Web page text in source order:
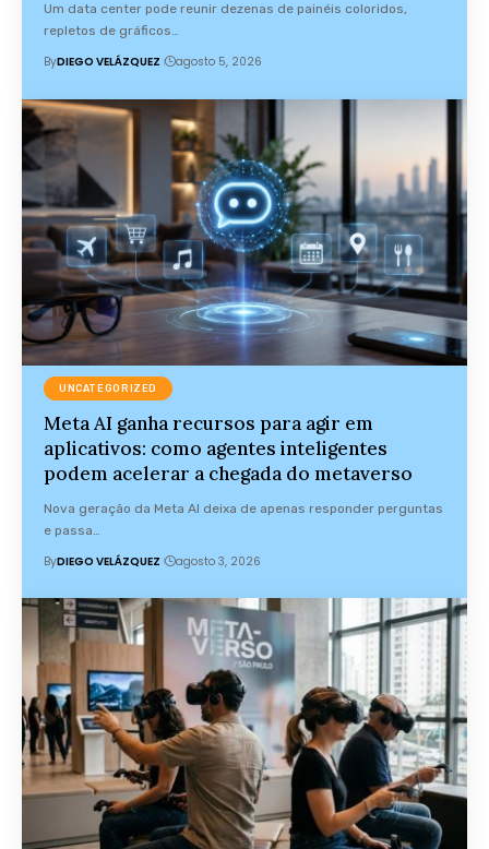
Um data center pode reunir dezenas de painéis coloridos,
repletos de gráficos…
ByDIEGO VELÁZQUEZ agosto 5, 2026
UNCATEGORIZED
Meta AI ganha recursos para agir em
aplicativos: como agentes inteligentes
podem acelerar a chegada do metaverso
Nova geração da Meta AI deixa de apenas responder perguntas
e passa…
ByDIEGO VELÁZQUEZ agosto 3, 2026